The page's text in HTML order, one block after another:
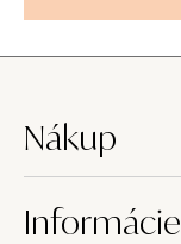
Nákup
Informácie